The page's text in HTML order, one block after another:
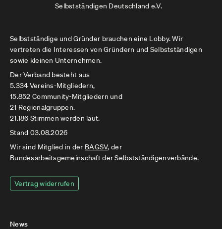
Selbstständigen Deutschland e.V.
Selbstständige und Gründer brauchen eine Lobby. Wir
vertreten die Interessen von Gründern und Selbstständigen
sowie kleinen Unternehmen.
Der Verband besteht aus
5.334 Vereins-Mitgliedern,
15.852 Community-Mitgliedern und
21 Regionalgruppen.
21.186 Stimmen werden laut.
Stand 03.08.2026
Wir sind Mitglied in der BAGSV, der
Bundesarbeitsgemeinschaft der Selbstständigenverbände.
Vertrag widerrufen
News